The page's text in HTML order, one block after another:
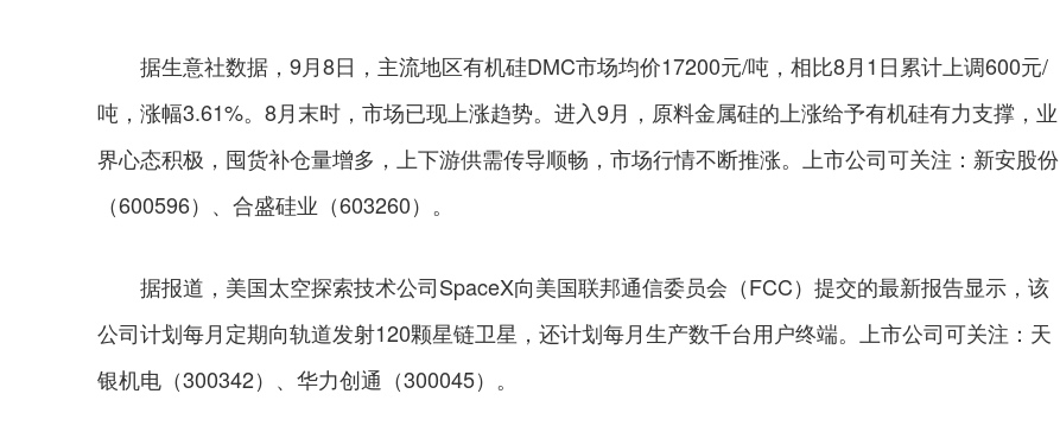
据生意社数据，9月8日，主流地区有机硅DMC市场均价17200元/吨，相比8月1日累计上调600元/
吨，涨幅3.61%。8月末时，市场已现上涨趋势。进入9月，原料金属硅的上涨给予有机硅有力支撑，业
界心态积极，囤货补仓量增多，上下游供需传导顺畅，市场行情不断推涨。上市公司可关注：新安股份
（600596）、合盛硅业（603260）。
据报道，美国太空探索技术公司SpaceX向美国联邦通信委员会（FCC）提交的最新报告显示，该
公司计划每月定期向轨道发射120颗星链卫星，还计划每月生产数千台用户终端。上市公司可关注：天
银机电（300342）、华力创通（300045）。